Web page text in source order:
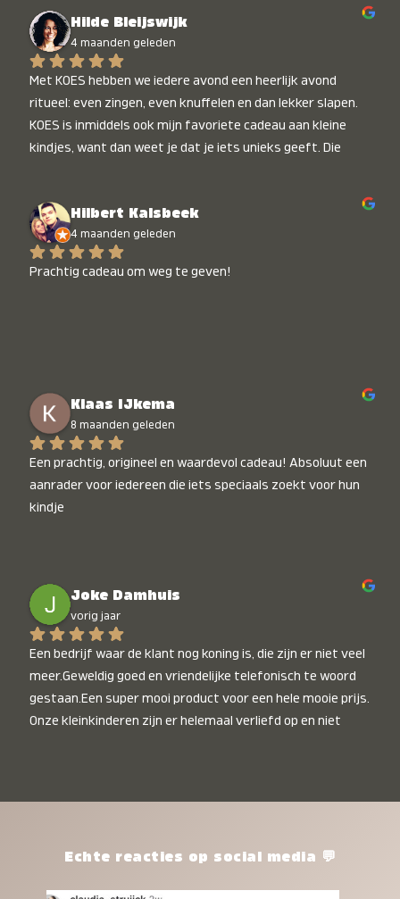
Hilde Bleijswijk
4 maanden geleden
Met KOES hebben we iedere avond een heerlijk avond
ritueel: even zingen, even knuffelen en dan lekker slapen.
KOES is inmiddels ook mijn favoriete cadeau aan kleine
kindjes, want dan weet je dat je iets unieks geeft. Die
Hilbert Kalsbeek
4 maanden geleden
Prachtig cadeau om weg te geven!
Klaas IJkema
8 maanden geleden
Een prachtig, origineel en waardevol cadeau! Absoluut een
aanrader voor iedereen die iets speciaals zoekt voor hun
kindje
Joke Damhuis
vorig jaar
Een bedrijf waar de klant nog koning is, die zijn er niet veel
meer.Geweldig goed en vriendelijke telefonisch te woord
gestaan.Een super mooi product voor een hele mooie prijs.
Onze kleinkinderen zijn er helemaal verliefd op en niet
het waard.Echte reacties op social media 💬